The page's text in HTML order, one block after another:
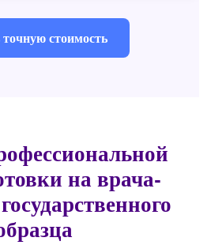
стоимость
на врача-